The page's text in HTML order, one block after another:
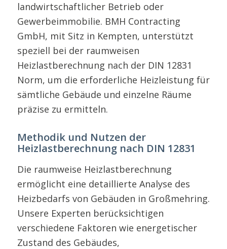
landwirtschaftlicher Betrieb oder
Gewerbeimmobilie. BMH Contracting
GmbH, mit Sitz in Kempten, unterstützt
speziell bei der raumweisen
Heizlastberechnung nach der DIN 12831
Norm, um die erforderliche Heizleistung für
sämtliche Gebäude und einzelne Räume
präzise zu ermitteln.
Methodik und Nutzen der
Heizlastberechnung nach DIN 12831
Die raumweise Heizlastberechnung
ermöglicht eine detaillierte Analyse des
Heizbedarfs von Gebäuden in Großmehring.
Unsere Experten berücksichtigen
verschiedene Faktoren wie energetischer
Zustand des Gebäudes,